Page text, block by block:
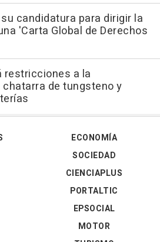
candidatura para dirigir la
'Carta Global de Derechos
restricciones a la
de tungsteno y
ECONOMÍA
SOCIEDAD
CIENCIAPLUS
PORTALTIC
EPSOCIAL
MOTOR